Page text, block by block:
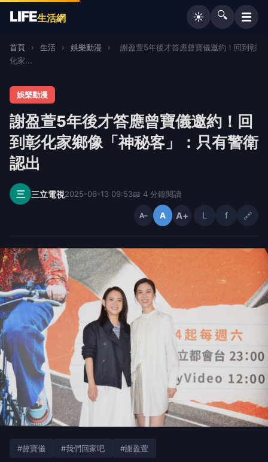
LIFE生活網 ☀️ 🔍 ☰
首頁 › 生活 › 娛樂動漫 ›
謝盈萱5年後才答應曾寶儀邀約！回到彰
化家...
娛樂動漫
謝盈萱5年後才答應曾寶儀邀約！回
到彰化家鄉像「神秘客」：只有警衛
認出
三 三立電視2025-06-13 09:53📖 4 分鐘閱讀
A− A A+ L f 🔗
#曾寶儀 #我們回家吧 #謝盈萱